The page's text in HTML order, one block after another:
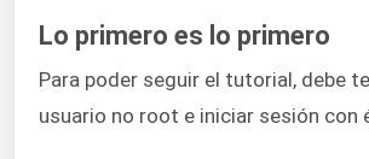
Lo primero es lo primero
Para poder seguir el tutorial, debe
usuario no root e iniciar sesión con